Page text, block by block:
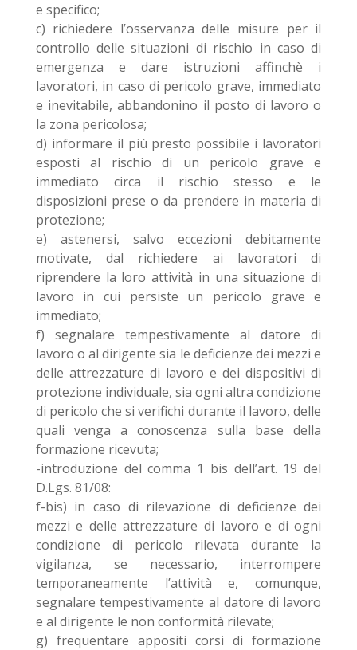
e specifico;
c) richiedere l’osservanza delle misure per il
controllo delle situazioni di rischio in caso di
emergenza e dare istruzioni affinchè i
lavoratori, in caso di pericolo grave, immediato
e inevitabile, abbandonino il posto di lavoro o
la zona pericolosa;
d) informare il più presto possibile i lavoratori
esposti al rischio di un pericolo grave e
immediato circa il rischio stesso e le
disposizioni prese o da prendere in materia di
protezione;
e) astenersi, salvo eccezioni debitamente
motivate, dal richiedere ai lavoratori di
riprendere la loro attività in una situazione di
lavoro in cui persiste un pericolo grave e
immediato;
f) segnalare tempestivamente al datore di
lavoro o al dirigente sia le deficienze dei mezzi e
delle attrezzature di lavoro e dei dispositivi di
protezione individuale, sia ogni altra condizione
di pericolo che si verifichi durante il lavoro, delle
quali venga a conoscenza sulla base della
formazione ricevuta;
-introduzione del comma 1 bis dell’art. 19 del
D.Lgs. 81/08:
f-bis) in caso di rilevazione di deficienze dei
mezzi e delle attrezzature di lavoro e di ogni
condizione di pericolo rilevata durante la
vigilanza, se necessario, interrompere
temporaneamente l’attività e, comunque,
segnalare tempestivamente al datore di lavoro
e al dirigente le non conformità rilevate;
g) frequentare appositi corsi di formazione